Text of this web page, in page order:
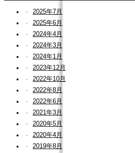
2025年7月
2025年6月
2024年4月
2024年3月
2024年1月
2023年12月
2022年10月
2022年8月
2022年6月
2021年3月
2020年5月
2020年4月
2019年8月